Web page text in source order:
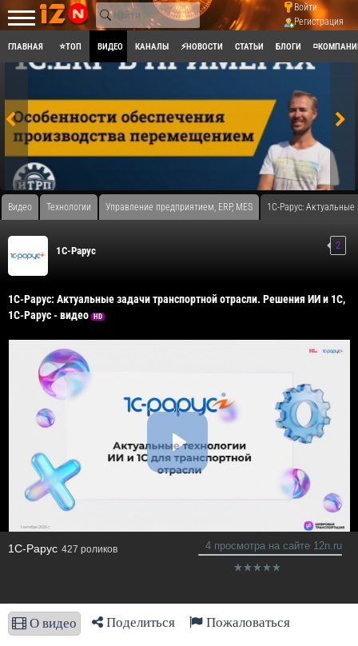
Войти
Регистрация
ГЛАВНАЯ ⭐ТОП ВИДЕО КАНАЛЫ ⚡НОВОСТИ СТАТЬИ БЛОГИ
Видео Технологии Управление предприятием, ERP, MES 1С-Рарус:
1C-Рарус 2
1С-Рарус: Актуальные задачи транспортной отрасли. Решения ИИ и 1С,
1С-Рарус - видео
HD
1C-Рарус 427 роликов 4 просмотра на сайте 12n.ru
О видео Поделиться Пожаловаться